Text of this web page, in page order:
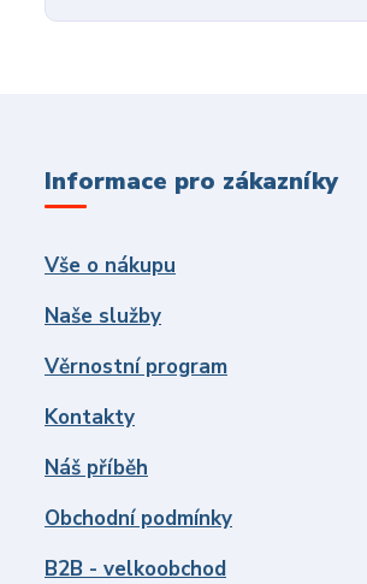
Informace pro zákazníky
Vše o nákupu
Naše služby
Věrnostní program
Kontakty
Náš příběh
Obchodní podmínky
B2B - velkoobchod